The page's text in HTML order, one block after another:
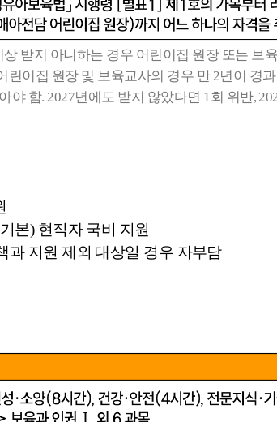
받지 아니하는 경우 어린이집 원장 또는 보
린이집 원장 및 보육교사의 경우 만 2년이 경
야 함. 2027년에도 받지 않았다면 1회 위반,
본) 현직자 국비 지원
지원 제외 대상일 경우 자부담